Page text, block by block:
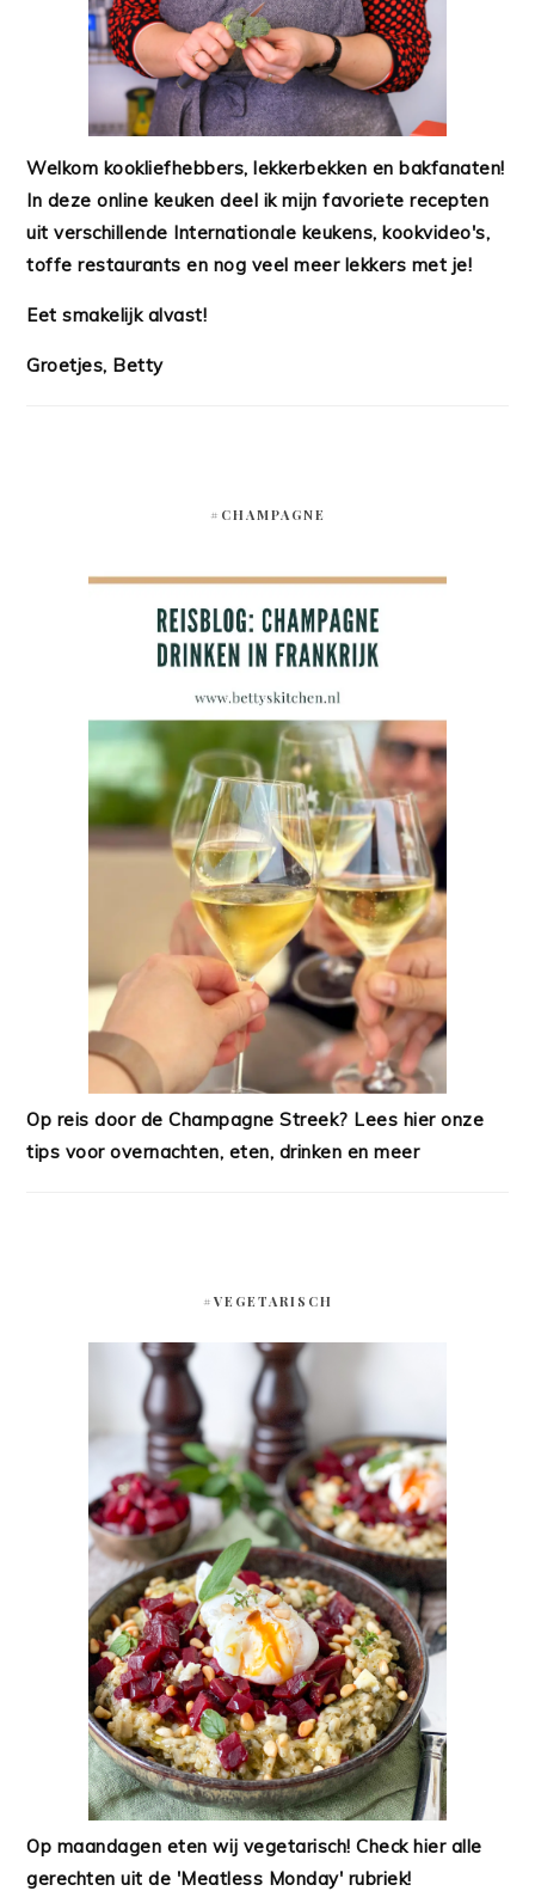
Welkom kookliefhebbers, lekkerbekken en bakfanaten!
In deze online keuken deel ik mijn favoriete recepten
uit verschillende Internationale keukens, kookvideo's,
toffe restaurants en nog veel meer lekkers met je!
Eet smakelijk alvast!
Groetjes, Betty
#CHAMPAGNE
Op reis door de Champagne Streek? Lees hier onze
tips voor overnachten, eten, drinken en meer
#VEGETARISCH
Op maandagen eten wij vegetarisch! Check hier alle
gerechten uit de 'Meatless Monday' rubriek!